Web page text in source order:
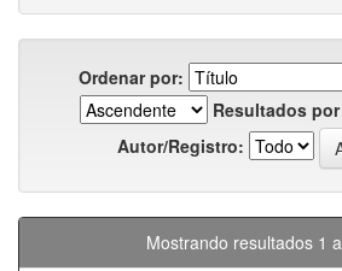
Ordenar por:
Resultados
Autor/Registro:
Mostrando resultados 1